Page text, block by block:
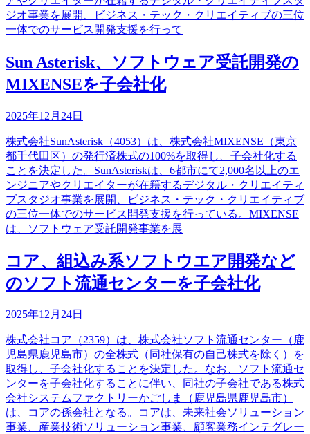
ジオ事業を展開、ビジネス・テック・クリエイティブの三位
一体でのサービス開発支援を行って
Sun Asterisk、ソフトウェア受託開発の
MIXENSEを子会社化
2025年12月24日
株式会社SunAsterisk（4053）は、株式会社MIXENSE（東京
都千代田区）の発行済株式の100%を取得し、子会社化する
ことを決定した。SunAsteriskは、6都市にて2,000名以上のエ
ンジニアやクリエイターが在籍するデジタル・クリエイティ
ブスタジオ事業を展開、ビジネス・テック・クリエイティブ
の三位一体でのサービス開発支援を行っている。MIXENSE
は、ソフトウェア受託開発事業を展
コア、組込み系ソフトウエア開発など
のソフト流通センターを子会社化
2025年12月24日
株式会社コア（2359）は、株式会社ソフト流通センター（鹿
児島県鹿児島市）の全株式（同社保有の自己株式を除く）を
取得し、子会社化することを決定した。なお、ソフト流通セ
ンターを子会社化することに伴い、同社の子会社である株式
会社システムファクトリーかごしま（鹿児島県鹿児島市）
は、コアの孫会社となる。コアは、未来社会ソリューション
事業、産業技術ソリューション事業、顧客業務インテグレー